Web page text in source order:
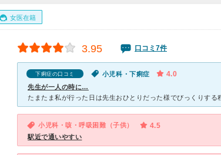
女医在籍
3.95 口コミ7件
下痢症の口コミ 小児科・下痢症 4.0
先生が一人の時に…
小児科・咳・呼吸困難（子供） 4.5
駅近で通いやすい